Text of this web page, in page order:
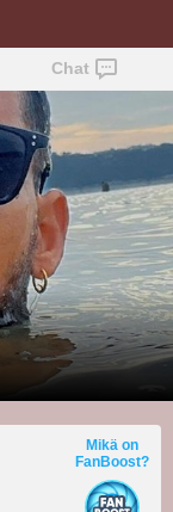
Chat
Mikä on
FanBoost?